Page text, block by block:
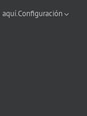
aquí.Configuración